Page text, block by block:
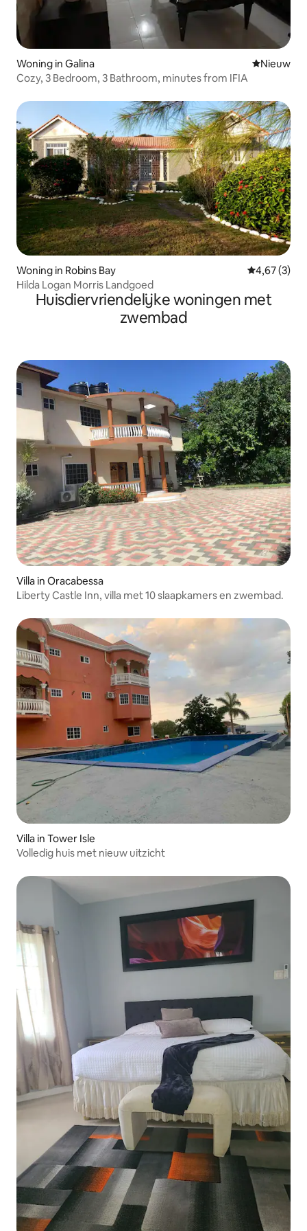
Woning in Galina Nieuwe
Nieuw
Cozy, 3 Bedroom, 3 Bathroom, minutes from IFIA
Woning in Robins Bay
4,67 (3)
Hilda Logan Morris Landgoed
Huisdiervriendelijke woningen met
zwembad
Villa in Oracabessa
Liberty Castle Inn, villa met 10 slaapkamers en zwembad.
Villa in Tower Isle
Volledig huis met nieuw uitzicht